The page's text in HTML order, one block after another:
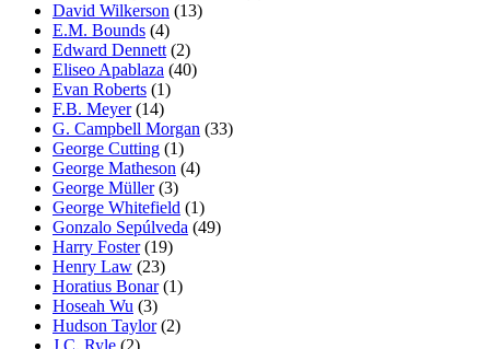
David Wilkerson (13)
E.M. Bounds (4)
Edward Dennett (2)
Eliseo Apablaza (40)
Evan Roberts (1)
F.B. Meyer(14)
G. Campbell Morgan (33)
George Cutting (1)
George Matheson (4)
George Müller(3)
George Whitefield (1)
Gonzalo Sepúlveda (49)
Harry Foster(19)
Henry Law (23)
Horatius Bonar(1)
Hoseah Wu (3)
Hudson Taylor(2)
J.C. Ryle (2)